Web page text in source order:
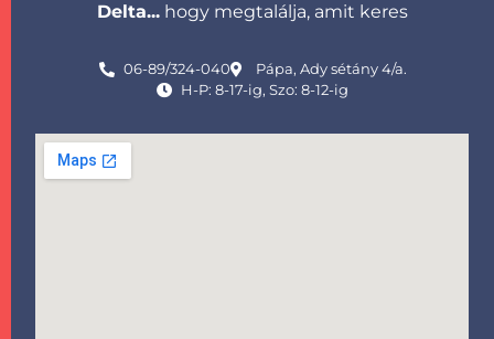
Delta... hogy megtalálja, amit keres
06-89/324-040
Pápa, Ady sétány 4/a.
H-P: 8-17-ig, Szo: 8-12-ig